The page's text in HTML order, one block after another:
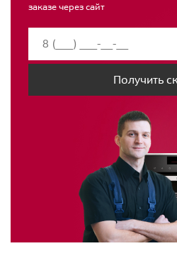
заказе через сайт
Получить